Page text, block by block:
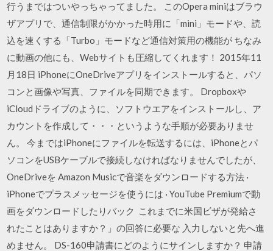
行うまではついやっちゃってました。 このOpera miniはブラウ
ザアプリで、通信制限がかかった時用に「mini」モードや、読
込を速くする「Turbo」モードなど通信対策用の機能が ちなみ
に動画の他にも、Webサイトも圧縮してくれます！ 2015年11
月18日 iPhoneにOneDriveアプリをインストールすると、パソ
コンと画像や写真、ファイルを同期できます。 Dropboxや
iCloudドライブのように、ソフトウエアをインストールし、ア
カウントを作成して・・・というような手順が必要ありませ
ん。 今まではiPhoneにファイルを転送するには、iPhoneとパ
ソコンをUSBケーブルで接続しなければなりませんでしたが、
OneDriveを Amazon Musicで音楽をダウンロードする方法 ·
iPhoneでプラスメッセージを使うには · YouTube Premiumで動
画をダウンロードしたりバック これまでに米国ビザが発給さ
れたことはありますか？」の回答に必要な 入力しないと先へ進
めません。 DS-160申請書にどのようにサインしますか？ 申請